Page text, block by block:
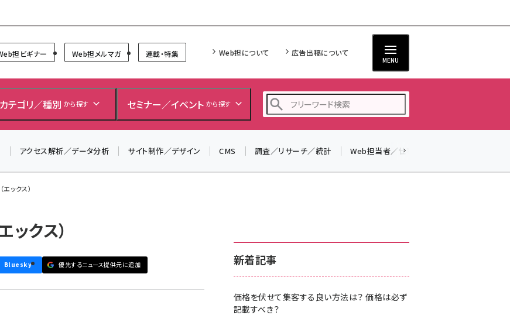
担ビギナー Web担メルマガ 連載・特集 Web担について 広告出稿について
MENU
カテゴリ／種別 から探す セミナー／イベント から探す
z世代 (1620)
meo (1274)
アクセス解析／データ分析 サイト制作／デザイン CMS 調査／リサーチ／統計 Web担当者／仕事
ックス）
クス）
Bluesky 優先するニュース提供元に追加 新着記事
価格を伏せて集客する良い方法は？ 価格は必ず
記載すべき？